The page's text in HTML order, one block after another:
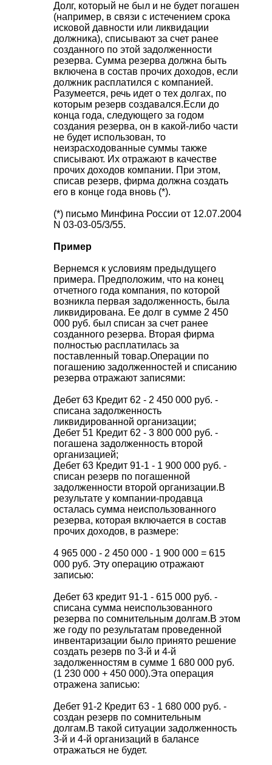
Долг, который не был и не будет погашен
(например, в связи с истечением срока
исковой давности или ликвидации
должника), списывают за счет ранее
созданного по этой задолженности
резерва. Сумма резерва должна быть
включена в состав прочих доходов, если
должник расплатился с компанией.
Разумеется, речь идет о тех долгах, по
которым резерв создавался.Если до
конца года, следующего за годом
создания резерва, он в какой-либо части
не будет использован, то
неизрасходованные суммы также
списывают. Их отражают в качестве
прочих доходов компании. При этом,
списав резерв, фирма должна создать
его в конце года вновь (*).
(*) письмо Минфина России от 12.07.2004
N 03-03-05/3/55.
Пример
Вернемся к условиям предыдущего
примера. Предположим, что на конец
отчетного года компания, по которой
возникла первая задолженность, была
ликвидирована. Ее долг в сумме 2 450
000 руб. был списан за счет ранее
созданного резерва. Вторая фирма
полностью расплатилась за
поставленный товар.Операции по
погашению задолженностей и списанию
резерва отражают записями:
Дебет 63 Кредит 62 - 2 450 000 руб. -
списана задолженность
ликвидированной организации;
Дебет 51 Кредит 62 - 3 800 000 руб. -
погашена задолженность второй
организацией;
Дебет 63 Кредит 91-1 - 1 900 000 руб. -
списан резерв по погашенной
задолженности второй организации.В
результате у компании-продавца
осталась сумма неиспользованного
резерва, которая включается в состав
прочих доходов, в размере:
4 965 000 - 2 450 000 - 1 900 000 = 615
000 руб. Эту операцию отражают
записью:
Дебет 63 кредит 91-1 - 615 000 руб. -
списана сумма неиспользованного
резерва по сомнительным долгам.В этом
же году по результатам проведенной
инвентаризации было принято решение
создать резерв по 3-й и 4-й
задолженностям в сумме 1 680 000 руб.
(1 230 000 + 450 000).Эта операция
отражена записью:
Дебет 91-2 Кредит 63 - 1 680 000 руб. -
создан резерв по сомнительным
долгам.В такой ситуации задолженность
3-й и 4-й организаций в балансе
отражаться не будет.